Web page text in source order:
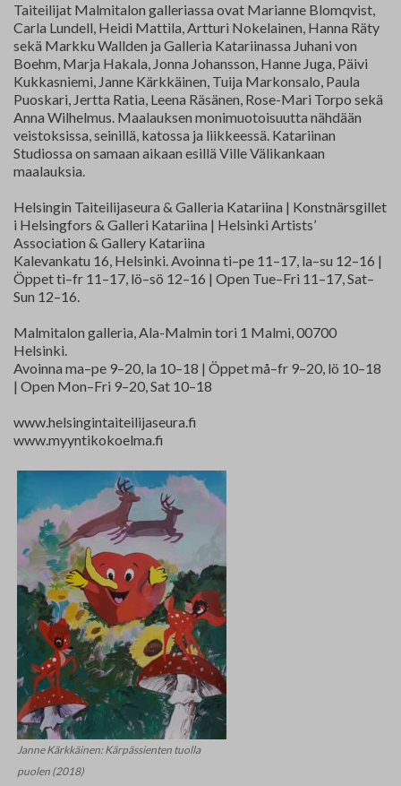
Taiteilijat Malmitalon galleriassa ovat Marianne Blomqvist,
Carla Lundell, Heidi Mattila, Artturi Nokelainen, Hanna Räty
sekä Markku Wallden ja Galleria Katariinassa Juhani von
Boehm, Marja Hakala, Jonna Johansson, Hanne Juga, Päivi
Kukkasniemi, Janne Kärkkäinen, Tuija Markonsalo, Paula
Puoskari, Jertta Ratia, Leena Räsänen, Rose-Mari Torpo sekä
Anna Wilhelmus. Maalauksen monimuotoisuutta nähdään
veistoksissa, seinillä, katossa ja liikkeessä. Katariinan
Studiossa on samaan aikaan esillä Ville Välikankaan
maalauksia.
Helsingin Taiteilijaseura & Galleria Katariina | Konstnärsgillet
i Helsingfors & Galleri Katariina | Helsinki Artists’
Association & Gallery Katariina
Kalevankatu 16, Helsinki. Avoinna ti–pe 11–17, la–su 12–16 |
Öppet ti–fr 11–17, lö–sö 12–16 | Open Tue–Fri 11–17, Sat–
Sun 12–16.
Malmitalon galleria, Ala-Malmin tori 1 Malmi, 00700
Helsinki.
Avoinna ma–pe 9–20, la 10–18 | Öppet må–fr 9–20, lö 10–18
| Open Mon–Fri 9–20, Sat 10–18
www.helsingintaiteilijaseura.fi
www.myyntikokoelma.fi
Janne Kärkkäinen: Kärpässienten tuolla
puolen (2018)